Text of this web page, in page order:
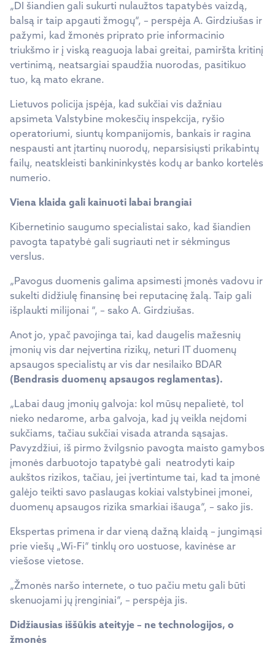
„DI šiandien gali sukurti nulaužtos tapatybės vaizdą,
balsą ir taip apgauti žmogų“, – perspėja A. Girdziušas ir
pažymi, kad žmonės priprato prie informacinio
triukšmo ir į viską reaguoja labai greitai, pamiršta kritinį
vertinimą, neatsargiai spaudžia nuorodas, pasitikuo
tuo, ką mato ekrane.
Lietuvos policija įspėja, kad sukčiai vis dažniau
apsimeta Valstybine mokesčių inspekcija, ryšio
operatoriumi, siuntų kompanijomis, bankais ir ragina
nespausti ant įtartinų nuorodų, neparsisiųsti prikabintų
failų, neatskleisti bankininkystės kodų ar banko kortelės
numerio.
Viena klaida gali kainuoti labai brangiai
Kibernetinio saugumo specialistai sako, kad šiandien
pavogta tapatybė gali sugriauti net ir sėkmingus
verslus.
„Pavogus duomenis galima apsimesti įmonės vadovu ir
sukelti didžiulę finansinę bei reputacinę žalą. Taip gali
išplaukti milijonai “, – sako A. Girdziušas.
Anot jo, ypač pavojinga tai, kad daugelis mažesnių
įmonių vis dar neįvertina rizikų, neturi IT duomenų
apsaugos specialistų ar vis dar nesilaiko BDAR
(Bendrasis duomenų apsaugos reglamentas).
„Labai daug įmonių galvoja: kol mūsų nepalietė, tol
nieko nedarome, arba galvoja, kad jų veikla neįdomi
sukčiams, tačiau sukčiai visada atranda sąsajas.
Pavyzdžiui, iš pirmo žvilgsnio pavogta maisto gamybos
įmonės darbuotojo tapatybė gali neatrodyti kaip
aukštos rizikos, tačiau, jei įvertintume tai, kad ta įmonė
galėjo teikti savo paslaugas kokiai valstybinei įmonei,
duomenų apsaugos rizika smarkiai išauga“, – sako jis.
Ekspertas primena ir dar vieną dažną klaidą – jungimąsi
prie viešų „Wi-Fi“ tinklų oro uostuose, kavinėse ar
viešose vietose.
„Žmonės naršo internete, o tuo pačiu metu gali būti
skenuojami jų įrenginiai“, – perspėja jis.
Didžiausias iššūkis ateityje – ne technologijos, o
žmonės